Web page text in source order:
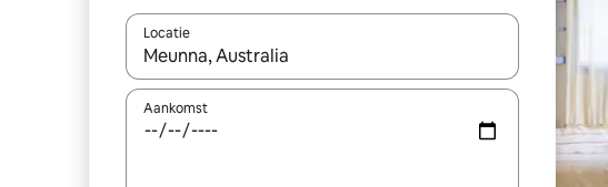
Locatie
Wanneer er suggesties beschikbaar zijn, maak je een keuze
Aankomst